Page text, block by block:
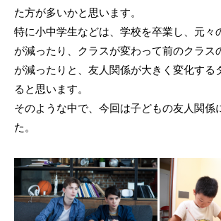
た方が多いかと思います。
特に小中学生などは、学校を卒業し、元々
が減ったり、クラスが変わって前のクラス
が減ったりと、友人関係が大きく変化する
ると思います。
そのような中で、今回は子どもの友人関係
た。